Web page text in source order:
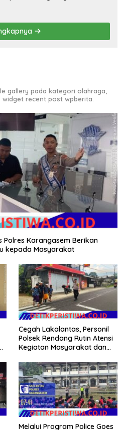
gallery pada kategori olahraga,
recent post wpberita.
Polres Karangasem Berikan
kepada Masyarakat
Cegah Lakalantas, Personil
Polsek Rendang Rutin Atensi
Kegiatan Masyarakat dan
Siswi Sekolah
Melalui Program Police Goes